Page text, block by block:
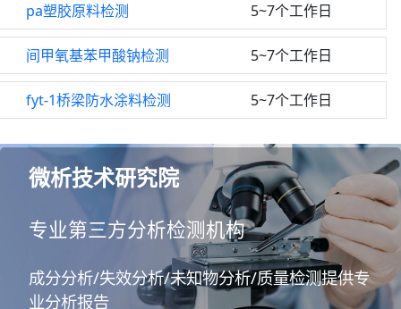
pa塑胶原料检测 5~7个工作日
间甲氧基苯甲酸钠检测 5~7个工作日
fyt-1桥梁防水涂料检测 5~7个工作日
微析技术研究院
专业第三方分析检测机构
成分分析/失效分析/未知物分析/质量检测提供专
业分析报告